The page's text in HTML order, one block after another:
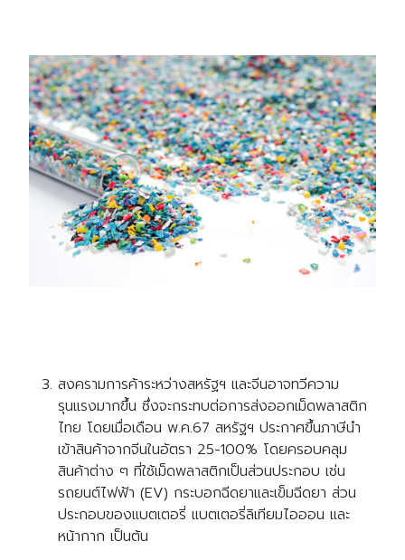
สงครามการค้าระหว่างสหรัฐฯ และจีนอาจทวีความ
รุนแรงมากขึ้น ซึ่งจะกระทบต่อการส่งออกเม็ดพลาสติก
ไทย โดยเมื่อเดือน พ.ค.67 สหรัฐฯ ประกาศขึ้นภาษีนำ
เข้าสินค้าจากจีนในอัตรา 25-100% โดยครอบคลุม
สินค้าต่าง ๆ ที่ใช้เม็ดพลาสติกเป็นส่วนประกอบ เช่น
รถยนต์ไฟฟ้า (EV) กระบอกฉีดยาและเข็มฉีดยา ส่วน
ประกอบของแบตเตอรี่ แบตเตอรี่ลิเทียมไอออน และ
หน้ากาก เป็นต้น